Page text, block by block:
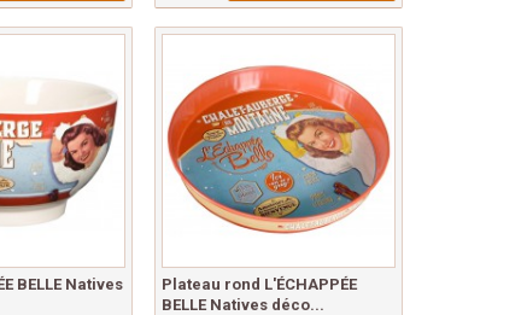
BELLE Natives
Plateau rond L'ÉCHAPPÉE
BELLE Natives déco...